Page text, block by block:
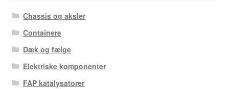
Chassis og aksler
Containere
Dæk og fælge
Elektriske komponenter
FAP katalysatorer